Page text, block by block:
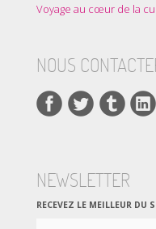
Voyage au cœur de la
NOUS
NEWSLETTER
RECEVEZ LE MEILLEUR DU